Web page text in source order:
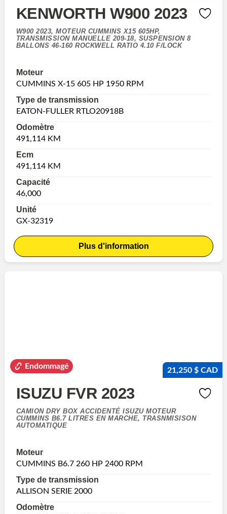
KENWORTH W900 2023
W900 2023, MOTEUR CUMMINS X15 605HP,
TRANSMISSION MANUELLE 209-18, SUSPENSION 8
BALLONS 46-160 ROCKWELL RATIO 4.10 F/LOCK
Moteur
CUMMINS X-15 605 HP 1950 RPM
Type de transmission
EATON-FULLER RTLO20918B
Odomètre
491,114 KM
Ecm
491,114 KM
Capacité
46,000
Unité
GX-32319
Plus d'information
Endommagé 21,250 $ CAD
ISUZU FVR 2023
CAMION DRY BOX ACCIDENTÉ ISUZU MOTEUR
CUMMINS B6.7 LITRES EN MARCHE, TRASNMISISON
AUTOMATIQUE
Moteur
CUMMINS B6.7 260 HP 2400 RPM
Type de transmission
ALLISON SERIE 2000
Odomètre